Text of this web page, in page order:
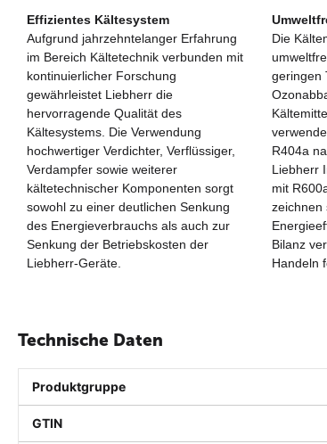
Effizientes Kältesystem
Aufgrund jahrzehntelanger Erfahrung
im Bereich Kältetechnik verbunden mit
kontinuierlicher Forschung
gewährleistet Liebherr die
hervorragende Qualität des
Kältesystems. Die Verwendung
hochwertiger Verdichter, Verflüssiger,
Verdampfer sowie weiterer
kältetechnischer Komponenten sorgt
sowohl zu einer deutlichen Senkung
des Energieverbrauchs als auch zur
Senkung der Betriebskosten der
Liebherr-Geräte.
Die
geringen
R404a
Liebherr
mit
zeichnen
Bilanz
Handeln
Technische Daten
Produktgruppe
GTIN